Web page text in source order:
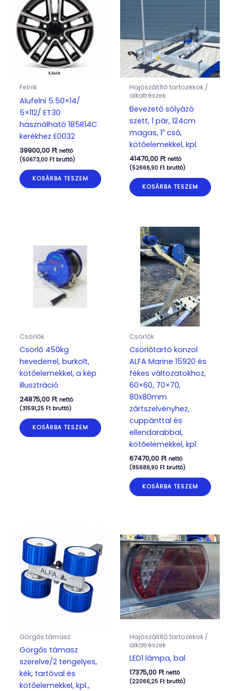
Felnik
Alufelni 5.50×14/
5×112/ ET30
használható 185R14C
kerékhez E0032
39900,00 Ft nettó
(50673,00 Ftbruttó)
KOSÁRBA TESZEM
Hajószállító tartozékok /
alkatrészek
Bevezető sólyázó
szett, 1 pár, 124cm
magas, 1″ cső,
kötőelemekkel, kpl.
41470,00 Ft nettó
(52666,90 Ftbruttó)
KOSÁRBA TESZEM
Csörlők
Csörlő 450kg
hevederrel, burkolt,
kötőelemekkel, a kép
illusztráció
24875,00 Ft nettó
(31591,25 Ftbruttó)
KOSÁRBA TESZEM
Csörlők
Csörlőtartó konzol
ALFA Marine 15920 és
fékes változatokhoz,
60×60, 70×70,
80x80mm
zártszelvényhez,
cuppánttal és
ellendarabbal,
kötőelemekkel, kpl.
67470,00 Ft nettó
(85686,90 Ftbruttó)
KOSÁRBA TESZEM
Görgős támasz
Görgős támasz
szerelve/2 tengelyes,
kék, tartóval és
kötőelemekkel, kpl.,
Hajószállító tartozékok /
alkatrészek
LED1 lámpa, bal
17375,00 Ft nettó
(22066,25 Ftbruttó)